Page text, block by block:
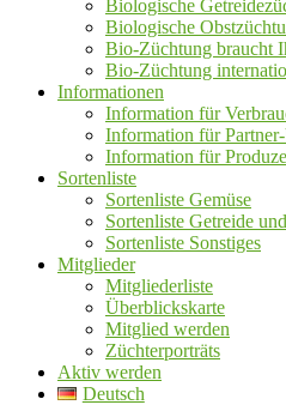
Biologische
Biologische
Bio-Züchtung braucht
Bio-Züchtung
Informationen
Information für
Information für
Information für
Sortenliste
Sortenliste Gemüse
Sortenliste Getreide
Sortenliste Sonstiges
Mitglieder
Mitgliederliste
Überblickskarte
Mitglied werden
Züchterporträts
Aktiv werden
Deutsch